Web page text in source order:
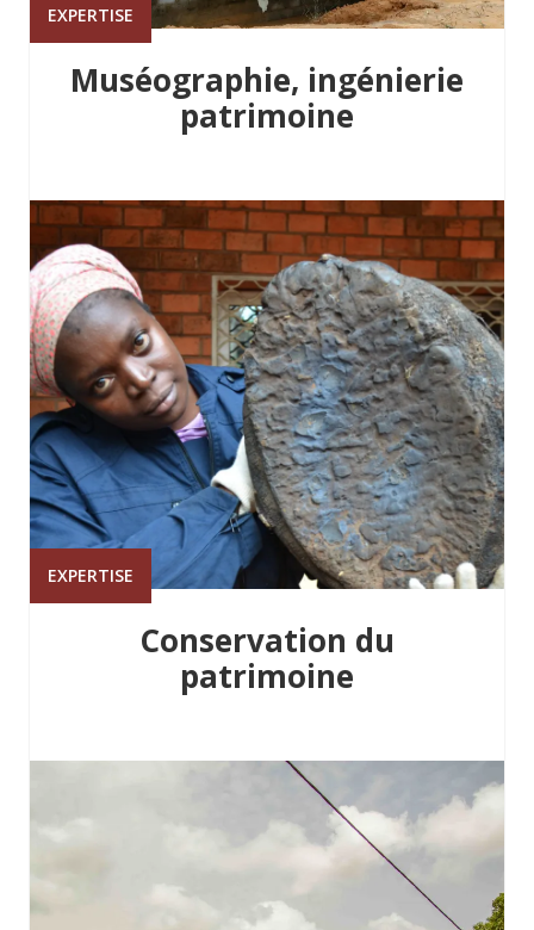
EXPERTISE
Muséographie, ingénierie
patrimoine
EXPERTISE
Conservation du
patrimoine